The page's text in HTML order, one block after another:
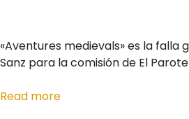
«Aventures medievals» es la falla
Sanz para la comisión de El
Read more